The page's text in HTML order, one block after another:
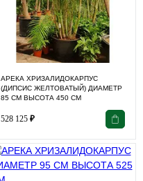
АРЕКА ХРИЗАЛИДОКАРПУС
(ДИПСИС ЖЕЛТОВАТЫЙ) ДИАМЕТР
85 СМ ВЫСОТА 450 СМ
528 125 ₽